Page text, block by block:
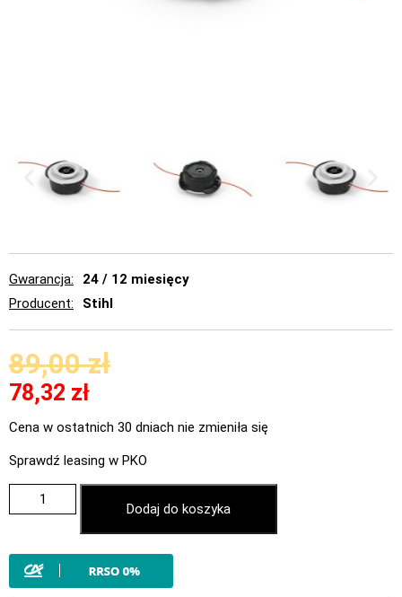
Gwarancja
24 / 12 miesięcy
Producent
Stihl
89,00zł
78,32 zł
Cena w ostatnich 30 dniach nie zmieniła się
Sprawdź leasing w PKO
Dodaj do koszyka